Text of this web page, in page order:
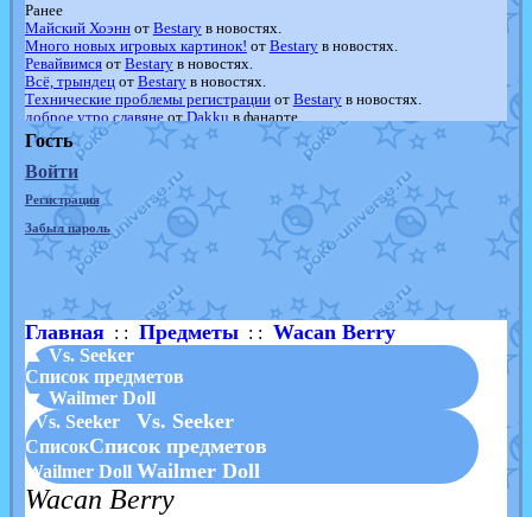
Ранее
Майский Хоэннот Bestaryв новостях.
Много новых игровых картинок! от Bestaryв новостях.
Ревайвимсяот Bestaryв новостях.
Всё, трындецот Bestaryв новостях.
Технические проблемы регистрацииот Bestaryв новостях.
доброе утро славянеот Dakku в фанарте.
Йолда и МимикьюотMavisNyanCatв фанарте.
Недовольный котомангуст
в фанарте.
The Dark Wishmaker
отRandomon
шадоу спиритомб
отilovearceus
в фанарте.
траббишотilovearceusв фанарте.
Raging BoltотGraceDaFox
Shadow mismagiusотJOK_julia
в фанарте.
художникот vicavicaв фанарте.
Гость
Войти
Регистрация
Забыл пароль
Главная: : Предметы: : Wacan Berry
▲ Vs. Seeker
Список предметов
▼ Wailmer Doll
Vs. Seeker
Vs. Seeker
СписокСписок предметов
Wailmer Doll Wailmer Doll
Wacan Berry